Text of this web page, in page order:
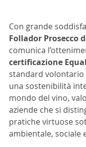
Con grande
Follador Prosecco
comunica
certificazione
standard
una sostenibilità
mondo del vino,
aziende che si
pratiche virtuose
ambientale, sociale